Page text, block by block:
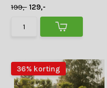
199,- 129,-
36% korting